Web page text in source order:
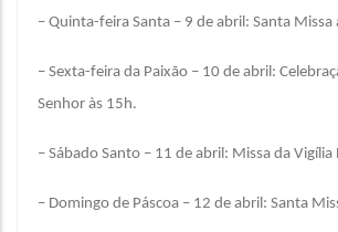
– Quinta-feira Santa – 9 de abril: Santa Missa
– Sexta-feira da Paixão – 10 de abril:
Senhor às 15h.
– Sábado Santo – 11 de abril: Missa da Vigília
– Domingo de Páscoa – 12 de abril: Santa